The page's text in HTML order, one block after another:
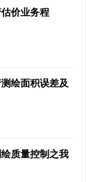
价业务程
绘面积误差及
质量控制之我